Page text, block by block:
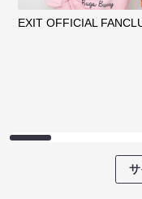
EXIT OFFICIAL